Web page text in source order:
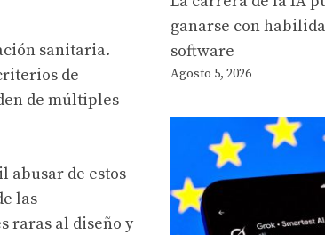
sanitaria.
de
de múltiples
abusar de estos
las
raras al diseño y
ganarse con
software
Agosto 5, 2026